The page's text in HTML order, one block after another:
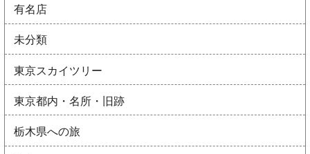
有名店
未分類
東京スカイツリー
東京都内・名所・旧跡
栃木県への旅